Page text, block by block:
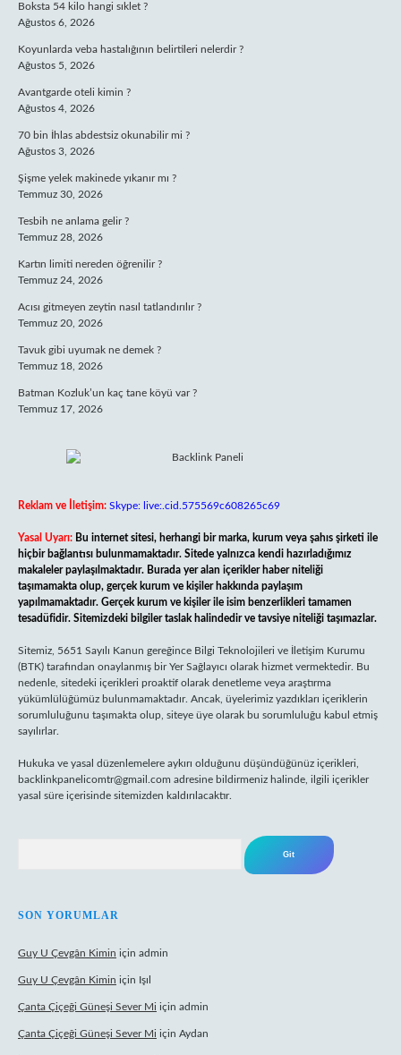
Boksta 54 kilo hangi sıklet ?
Ağustos 6, 2026
Koyunlarda veba hastalığının belirtileri nelerdir ?
Ağustos 5, 2026
Avantgarde oteli kimin ?
Ağustos 4, 2026
70 bin İhlas abdestsiz okunabilir mi ?
Ağustos 3, 2026
Şişme yelek makinede yıkanır mı ?
Temmuz 30, 2026
Tesbih ne anlama gelir ?
Temmuz 28, 2026
Kartın limiti nereden öğrenilir ?
Temmuz 24, 2026
Acısı gitmeyen zeytin nasıl tatlandırılır ?
Temmuz 20, 2026
Tavuk gibi uyumak ne demek ?
Temmuz 18, 2026
Batman Kozluk’un kaç tane köyü var ?
Temmuz 17, 2026
Reklam ve İletişim: Skype: live:.cid.575569c608265c69
Yasal Uyarı: Bu internet sitesi, herhangi bir marka, kurum veya şahıs şirketi ile
hiçbir bağlantısı bulunmamaktadır. Sitede yalnızca kendi hazırladığımız
makaleler paylaşılmaktadır. Burada yer alan içerikler haber niteliği
taşımamakta olup, gerçek kurum ve kişiler hakkında paylaşım
yapılmamaktadır. Gerçek kurum ve kişiler ile isim benzerlikleri tamamen
tesadüfidir. Sitemizdeki bilgiler taslak halindedir ve tavsiye niteliği taşımazlar.
Sitemiz, 5651 Sayılı Kanun gereğince Bilgi Teknolojileri ve İletişim Kurumu
(BTK) tarafından onaylanmış bir Yer Sağlayıcı olarak hizmet vermektedir. Bu
nedenle, sitedeki içerikleri proaktif olarak denetleme veya araştırma
yükümlülüğümüz bulunmamaktadır. Ancak, üyelerimiz yazdıkları içeriklerin
sorumluluğunu taşımakta olup, siteye üye olarak bu sorumluluğu kabul etmiş
sayılırlar.
Hukuka ve yasal düzenlemelere aykırı olduğunu düşündüğünüz içerikleri,
backlinkpanelicomtr@gmail.com adresine bildirmeniz halinde, ilgili içerikler
yasal süre içerisinde sitemizden kaldırılacaktır.
SON YORUMLAR
Guy U Çevgân Kimin için admin
Guy U Çevgân Kimin için Işıl
Çanta Çiçeği Güneşi Sever Mi için admin
Çanta Çiçeği Güneşi Sever Mi için Aydan